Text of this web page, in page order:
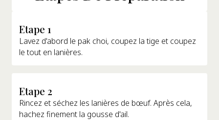
Etape 1
Lavez d'abord le pak choi, coupez la tige et coupez
le tout en lanières.
Etape 2
Rincez et séchez les lanières de bœuf. Après cela,
hachez finement la gousse d'ail.